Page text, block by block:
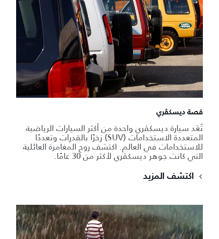
قصة ديسكڤري
تُعَد سيارة ديسكڤري واحدة من أكثر السيارات الرياضية
المتعددة الاستخدامات (SUV) زخرًا بالقدرات وتعددًا
للاستخدامات في العالم. اكتشف روح المغامرة العائلية
التي كانت جوهر ديسكڤري لأكثر من 30 عامًا.
اكتشف المزيد